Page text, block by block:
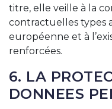
titre, elle veille à la
contractuelles types
européenne et à
renforcées.
6. LA
DONNEES